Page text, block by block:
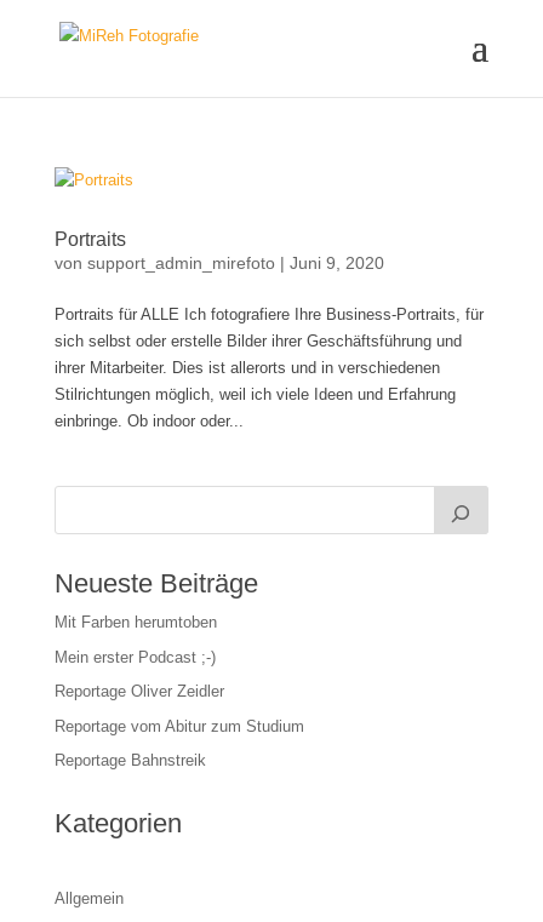
Portraits
von support_admin_mirefoto| Juni 9, 2020
Portraits für ALLE Ich fotografiere Ihre Business-Portraits, für
sich selbst oder erstelle Bilder ihrer Geschäftsführung und
ihrer Mitarbeiter. Dies ist allerorts und in verschiedenen
Stilrichtungen möglich, weil ich viele Ideen und Erfahrung
einbringe. Ob indoor oder...
Neueste Beiträge
Mit Farben herumtoben
Mein erster Podcast ;-)
Reportage Oliver Zeidler
Reportage vom Abitur zum Studium
Reportage Bahnstreik
Kategorien
Allgemein